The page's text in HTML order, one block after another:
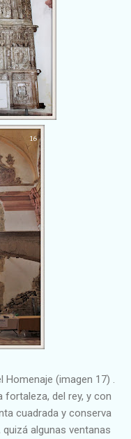
Homenaje (imagen 17) .
fortaleza, del rey, y con
cuadrada y conserva
algunas ventanas